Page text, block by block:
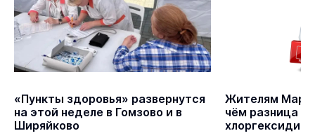
«Пункты здоровья» развернутся
на этой неделе в Гомзово и в
Ширяйково
Жителям
чём разница